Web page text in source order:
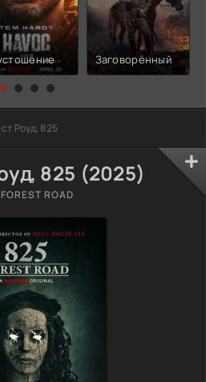
Заговорённый
Роуд, 825
825 (2025)
ROAD